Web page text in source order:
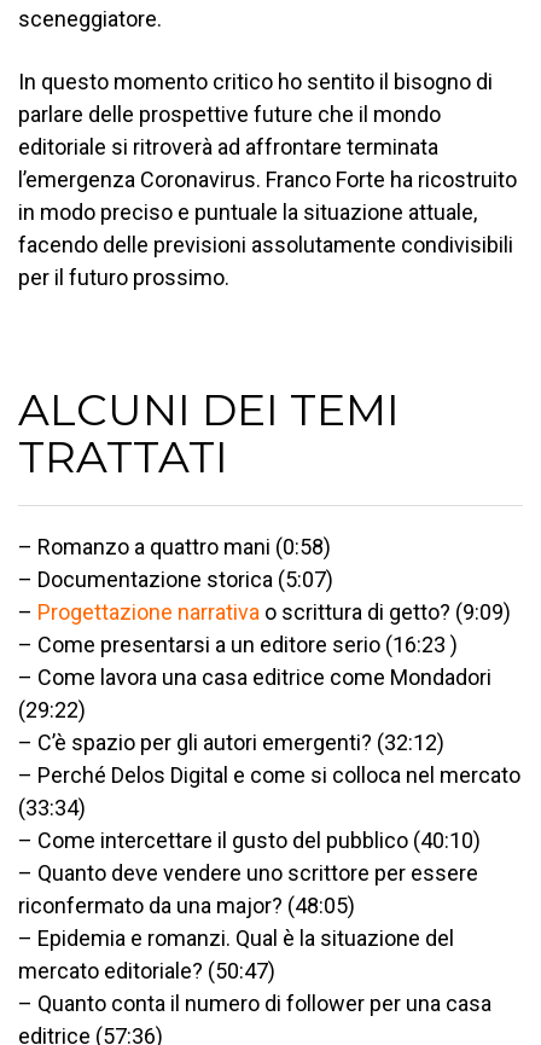
sceneggiatore.
In questo momento critico ho sentito il bisogno di
parlare delle prospettive future che il mondo
editoriale si ritroverà ad affrontare terminata
l’emergenza Coronavirus. Franco Forte ha ricostruito
in modo preciso e puntuale la situazione attuale,
facendo delle previsioni assolutamente condivisibili
per il futuro prossimo.
ALCUNI DEI TEMI
TRATTATI
– Romanzo a quattro mani (0:58)
– Documentazione storica (5:07)
– Progettazione narrativa o scrittura di getto? (9:09)
– Come presentarsi a un editore serio (16:23 )
– Come lavora una casa editrice come Mondadori
(29:22)
– C’è spazio per gli autori emergenti? (32:12)
– Perché Delos Digital e come si colloca nel mercato
(33:34)
– Come intercettare il gusto del pubblico (40:10)
– Quanto deve vendere uno scrittore per essere
riconfermato da una major? (48:05)
– Epidemia e romanzi. Qual è la situazione del
mercato editoriale? (50:47)
– Quanto conta il numero di follower per una casa
editrice (57:36)